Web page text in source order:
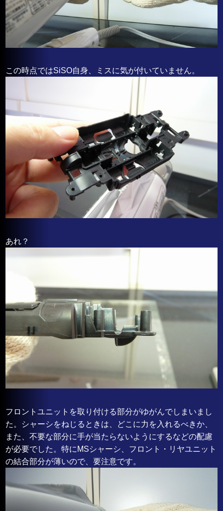
この時点ではSiSO自身、ミスに気が付いていません。
あれ？
フロントユニットを取り付ける部分がゆがんでしまいまし
た。シャーシをねじるときは、どこに力を入れるべきか、
また、不要な部分に手が当たらないようにするなどの配慮
が必要でした。特にMSシャーシ、フロント・リヤユニット
の結合部分が薄いので、要注意です。